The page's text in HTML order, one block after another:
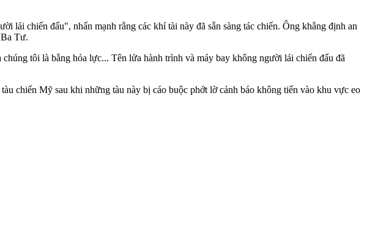
lái chiến đấu", nhấn mạnh rằng các khí tài này đã sẵn sàng tác chiến. Ông khẳng định an
Tư.
tôi là bằng hỏa lực... Tên lửa hành trình và máy bay không người lái chiến đấu đã
chiến Mỹ sau khi những tàu này bị cáo buộc phớt lờ cảnh báo không tiến vào khu vực eo